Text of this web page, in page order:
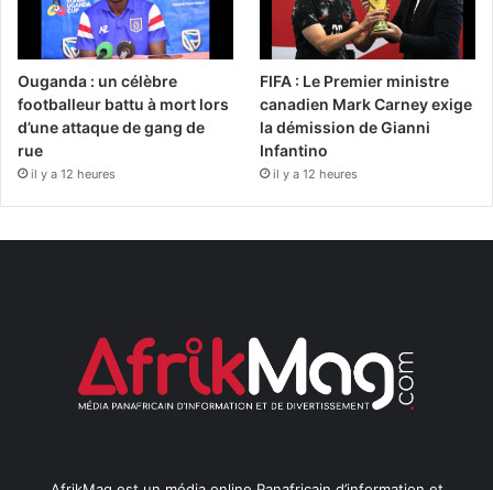
Ouganda : un célèbre
footballeur battu à mort lors
d’une attaque de gang de
rue
il y a 12 heures
FIFA : Le Premier ministre
canadien Mark Carney exige
la démission de Gianni
Infantino
il y a 12 heures